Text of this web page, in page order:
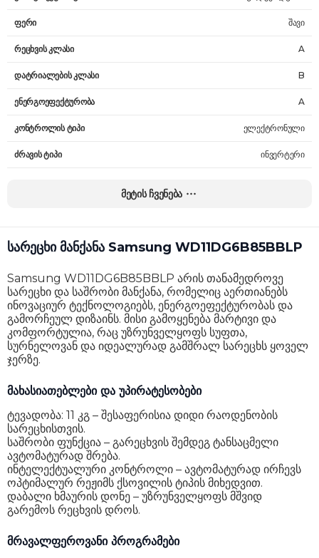
ფერი შავი
რეცხვის კლასი A
დატრიალების კლასი B
ენერგოეფექტურობა A
კონტროლის ტიპი ელექტრონული
ძრავის ტიპი ინვერტერი
მაქს. ბრუნვის სიჩქარე 1400 RPM
ხმაურის დონე (რეცხვა) 62 dB
ხმაურის დონე (დატრიალება)
პროგრამების რაოდენობა
ორთქლით რეცხვა
საშრობი
უსაფრთხოება დაბლოკვა ბავშვისგან
ტაიმერი დიახ
ეკრანი
წონა
მეტის ჩვენება
სარეცხი მანქანა Samsung WD11DG6B85BBLP
Samsung WD11DG6B85BBLP არის თანამედროვე
სარეცხი და საშრობი მანქანა, რომელიც აერთიანებს
ინოვაციურ ტექნოლოგიებს, ენერგოეფექტურობას და
გამორჩეულ დიზაინს. მისი გამოყენება მარტივი და
კომფორტულია, რაც უზრუნველყოფს სუფთა,
სურნელოვან და იდეალურად გამშრალ სარეცხს ყოველ
ჯერზე.
მახასიათებლები და უპირატესობები
ტევადობა: 11 კგ – შესაფერისია დიდი რაოდენობის
სარეცხისთვის.
საშრობი ფუნქცია – გარეცხვის შემდეგ ტანსაცმელი
ავტომატურად შრება.
ინტელექტუალური კონტროლი – ავტომატურად ირჩევს
ოპტიმალურ რეჟიმს ქსოვილის ტიპის მიხედვით.
დაბალი ხმაურის დონე – უზრუნველყოფს მშვიდ
გარემოს რეცხვის დროს.
მრავალფეროვანი პროგრამები